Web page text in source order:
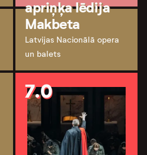
apriņķa lēdija
Makbeta
Latvijas Nacionālā opera
un balets
7.0